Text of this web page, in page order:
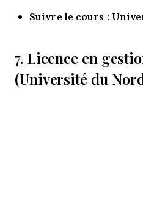
Suivre le cours :
7. Licence en
(Université du